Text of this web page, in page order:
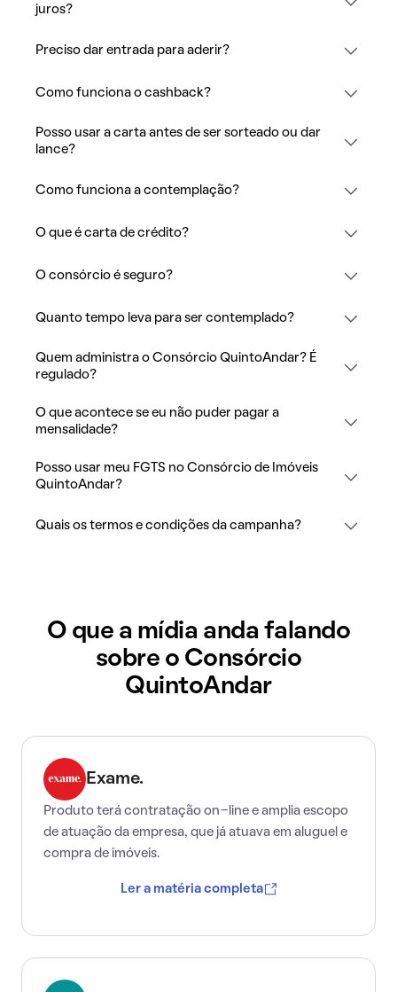
juros?
Preciso dar entrada para aderir?
Como funciona o cashback?
Posso usar a carta antes de ser sorteado ou dar
lance?
Como funciona a contemplação?
O que é carta de crédito?
O consórcio é seguro?
Quanto tempo leva para ser contemplado?
Quem administra o Consórcio QuintoAndar? É
regulado?
O que acontece se eu não puder pagar a
mensalidade?
Posso usar meu FGTS no Consórcio de Imóveis
QuintoAndar?
Quais os termos e condições da campanha?
O que a mídia anda falando
sobre o Consórcio
QuintoAndar
Exame.
Produto terá contratação on-line e amplia escopo
de atuação da empresa, que já atuava em aluguel e
compra de imóveis.
Ler a matéria completa